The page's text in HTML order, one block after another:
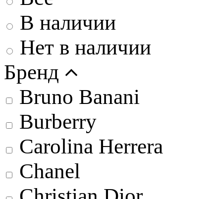
В наличии
Нет в наличии
Бренд
Bruno Banani
Burberry
Carolina Herrera
Chanel